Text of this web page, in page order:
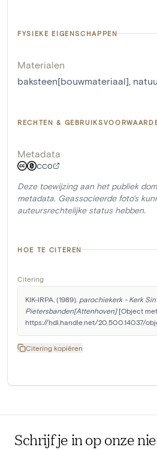
FYSIEKE EIGENSCHAPPEN
Materialen
baksteen[bouwmateriaal]
RECHTEN &
Metadata
CC0
Deze toewijzing aan het publiek
metadata. Geassocieerde foto's
auteursrechtelijke status hebben.
HOE TE CITEREN
Citering
KIK-IRPA. (1989). parochiekerk - Kerk
Pietersbanden[Attenhoven] [Object
https://hdl.handle.net/20.500.14037/
Citering kopiëren
Schrijf je in op onze